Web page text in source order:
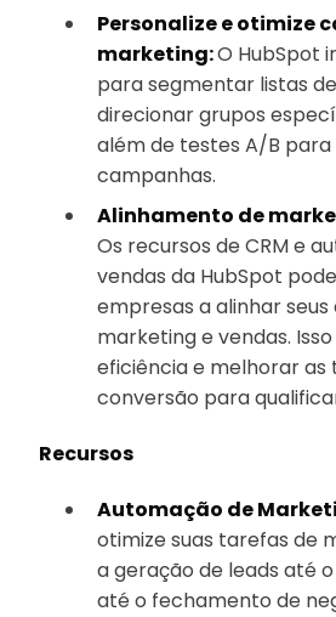
Personalize e otimize
marketing:O HubSpot
para segmentar listas
direcionar grupos
além de testes A/B
campanhas.
Alinhamento de
Os recursos de CRM e
vendas da HubSpot
empresas a alinhar seus
marketing e vendas.
eficiência e melhorar as
conversão para
Recursos
Automação de
otimize suas tarefas de
a geração de leads até
até o fechamento de